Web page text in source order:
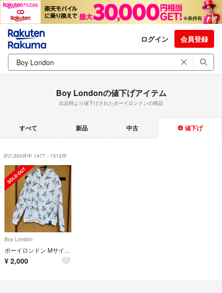
ログイン 会員登録
Boy Londonの値下げアイテム
出品時より値下げされたボーイロンドンの商品
すべて 新品 中古 値下げ
約7,000件中 1477 - 1512件
Boy London
ボーイロンドン Mサイズ パーカー
¥ 2,000